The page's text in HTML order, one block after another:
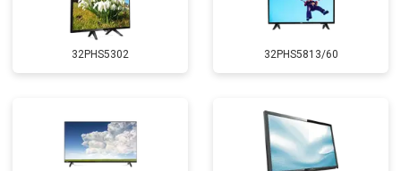
32PHS5302 32PHS5813/60